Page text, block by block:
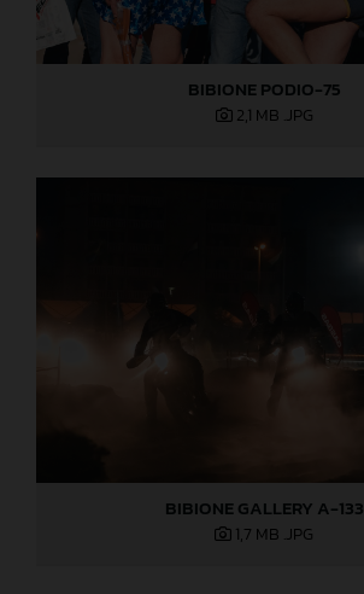
BIBIONE PODIO-75
2,1 MB .JPG
BIBIONE GALLERY A-133
1,7 MB .JPG